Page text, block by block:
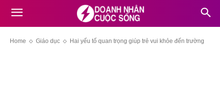
Home Giáo dục Hai yếu tố quan trọng giúp trẻ vui khỏe đến trường